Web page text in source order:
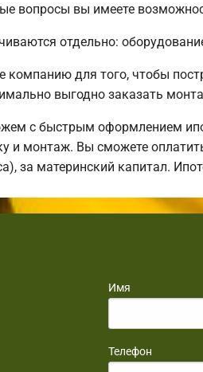
вопросы вы имеете
отдельно:
компанию для того, чтобы
выгодно заказать
с быстрым оформлением
и монтаж. Вы сможете
за материнский капитал.
Имя
Телефон